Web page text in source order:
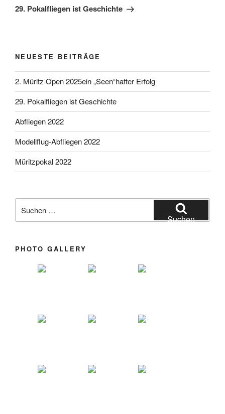
29. Pokalfliegen ist Geschichte
NEUESTE BEITRÄGE
2. Müritz Open 2025ein „Seen“hafter Erfolg
29. Pokalfliegen ist Geschichte
Abfliegen 2022
Modellflug-Abfliegen 2022
Müritzpokal 2022
Suchen
PHOTO GALLERY